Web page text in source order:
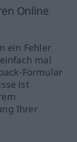
Online
ein Fehler
mal
Formular
ist
Ihrer